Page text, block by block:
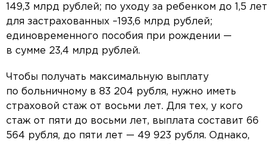
149,3 млрд рублей; по уходу за ребенком до 1,5 лет
для застрахованных –193,6 млрд рублей;
единовременного пособия при рождении —
в сумме 23,4 млрд рублей.
Чтобы получать максимальную выплату
по больничному в 83 204 рубля, нужно иметь
страховой стаж от восьми лет. Для тех, у кого
стаж от пяти до восьми лет, выплата составит 66
564 рубля, до пяти лет — 49 923 рубля. Однако,